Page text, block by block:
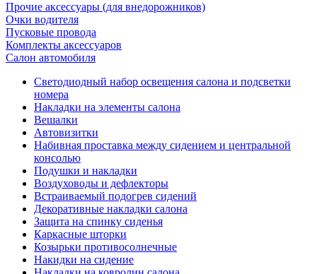
Прочие аксессуары (для внедорожников)
Очки водителя
Пусковые провода
Комплекты аксессуаров
Салон автомобиля
Светодиодный набор освещения салона и подсветки
номера
Накладки на элементы салона
Вешалки
Автовизитки
Набивная проставка между сидением и центральной
консолью
Подушки и накладки
Воздуховоды и дефлекторы
Встраиваемый подогрев сидений
Декоративные накладки салона
Защита на спинку сиденья
Каркасные шторки
Козырьки противосолнечные
Накидки на сидение